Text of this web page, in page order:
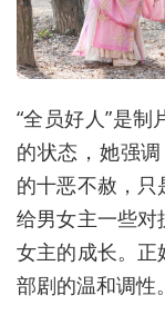
“全员好人”是
的状态，她强
的十恶不赦，
给男女主一些对
女主的成长。
部剧的温和调性